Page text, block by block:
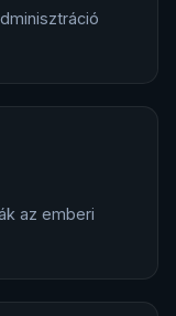
az emberi